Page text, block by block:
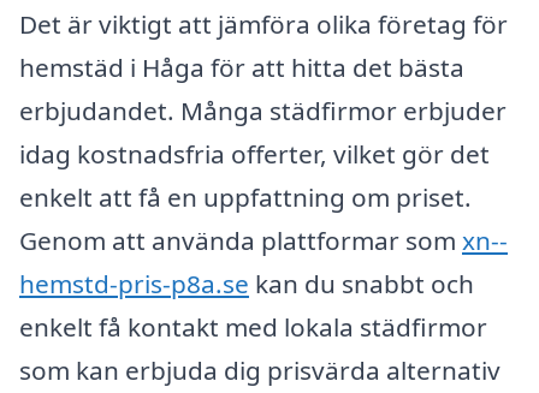
Det är viktigt att jämföra olika företag för
hemstäd i Håga för att hitta det bästa
erbjudandet. Många städfirmor erbjuder
idag kostnadsfria offerter, vilket gör det
enkelt att få en uppfattning om priset.
Genom att använda plattformar som xn--
hemstd-pris-p8a.se kan du snabbt och
enkelt få kontakt med lokala städfirmor
som kan erbjuda dig prisvärda alternativ